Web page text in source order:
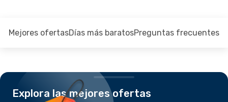
Mejores ofertasDías más baratosPreguntas frecuentes
Explora las mejores ofertas